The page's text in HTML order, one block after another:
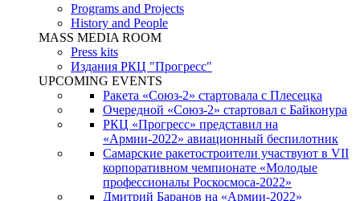
Programs and Projects
History and People
MASS MEDIA ROOM
Press kits
Издания РКЦ "Прогресс"
UPCOMING EVENTS
Ракета «Союз-2» стартовала с Плесецка
Очередной «Союз-2» стартовал с Байконура
РКЦ «Прогресс» представил на
«Армии-2022» авиационный беспилотник
Самарские ракетостроители участвуют в VII
корпоративном чемпионате «Молодые
профессионалы Роскосмоса-2022»
Дмитрий Баранов на «Армии-2022»